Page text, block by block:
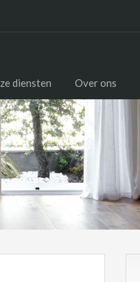
diensten Over ons